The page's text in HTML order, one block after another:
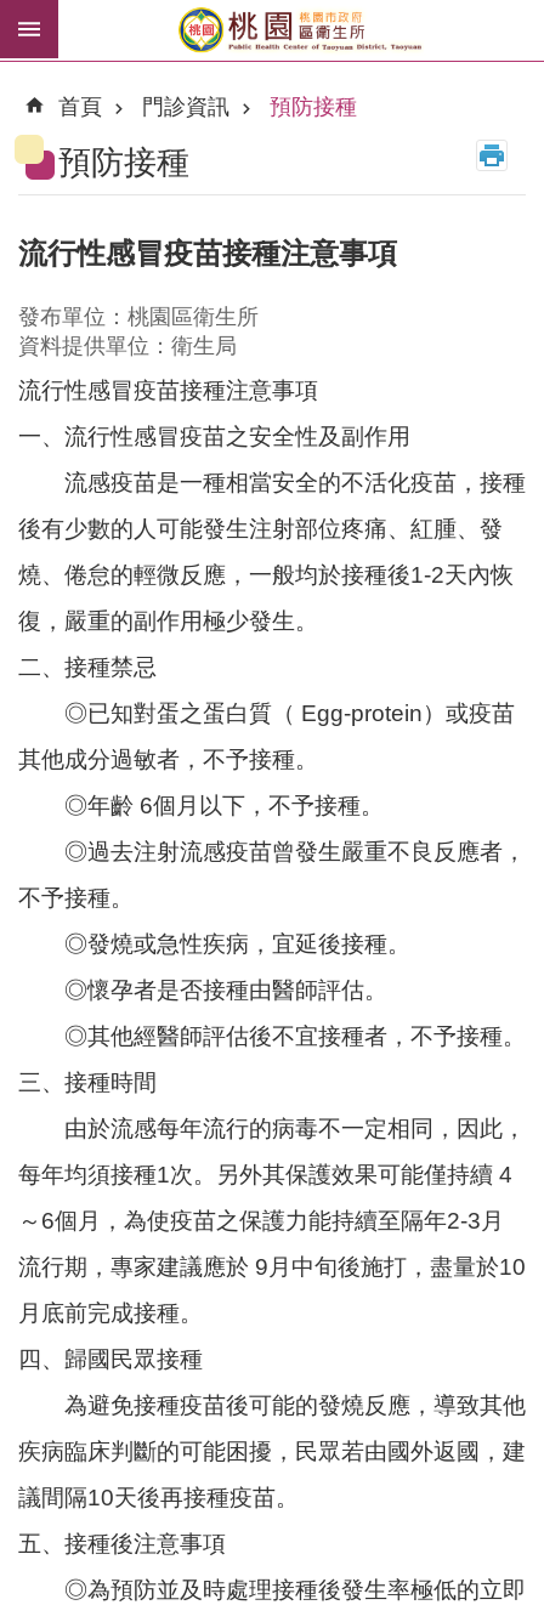
跳到主要內容區塊
H
P
V
流
感
假
牙
進
階
搜
尋
認
識
我
們
訊
告
訊
便
務
機
通
訊
資
公
開
首頁 門診資訊 預防接種
預防接種
流行性感冒疫苗接種注意事項
發布單位：桃園區衛生所
資料提供單位：衛生局
流行性感冒疫苗接種注意事項
一、流行性感冒疫苗之安全性及副作用
流感疫苗是一種相當安全的不活化疫苗，接種
後有少數的人可能發生注射部位疼痛、紅腫、發
燒、倦怠的輕微反應，一般均於接種後1-2天內恢
復，嚴重的副作用極少發生。
二、接種禁忌
◎已知對蛋之蛋白質（ Egg-protein）或疫苗
其他成分過敏者，不予接種。
◎年齡 6個月以下，不予接種。
◎過去注射流感疫苗曾發生嚴重不良反應者，
不予接種。
◎發燒或急性疾病，宜延後接種。
◎懷孕者是否接種由醫師評估。
◎其他經醫師評估後不宜接種者，不予接種。
三、接種時間
由於流感每年流行的病毒不一定相同，因此，
每年均須接種1次。另外其保護效果可能僅持續 4
～6個月，為使疫苗之保護力能持續至隔年2-3月
流行期，專家建議應於 9月中旬後施打，盡量於10
月底前完成接種。
四、歸國民眾接種
為避免接種疫苗後可能的發燒反應，導致其他
疾病臨床判斷的可能困擾，民眾若由國外返國，建
議間隔10天後再接種疫苗。
五、接種後注意事項
◎為預防並及時處理接種後發生率極低的立即